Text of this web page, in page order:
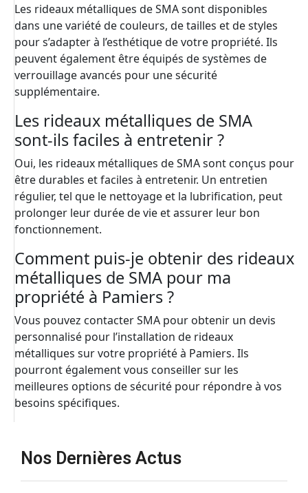
Nos Dernières Actus
Les rideaux métalliques de SMA sont disponibles
dans une variété de couleurs, de tailles et de styles
pour s’adapter à l’esthétique de votre propriété. Ils
peuvent également être équipés de systèmes de
verrouillage avancés pour une sécurité
supplémentaire.
Les rideaux métalliques de SMA
sont-ils faciles à entretenir ?
Oui, les rideaux métalliques de SMA sont conçus pour
être durables et faciles à entretenir. Un entretien
régulier, tel que le nettoyage et la lubrification, peut
prolonger leur durée de vie et assurer leur bon
fonctionnement.
Comment puis-je obtenir des rideaux
métalliques de SMA pour ma
propriété à Pamiers ?
Vous pouvez contacter SMA pour obtenir un devis
personnalisé pour l’installation de rideaux
métalliques sur votre propriété à Pamiers. Ils
pourront également vous conseiller sur les
meilleures options de sécurité pour répondre à vos
besoins spécifiques.